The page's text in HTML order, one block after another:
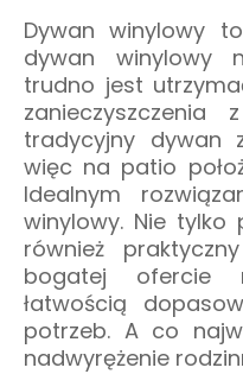
Dywan winylowy
dywan winylowy
trudno jest
tradycyjny dywan
więc na patio
Idealnym
winylowy. Nie tylko
również
bogatej ofercie
łatwością
potrzeb. A co
nadwyrężenie